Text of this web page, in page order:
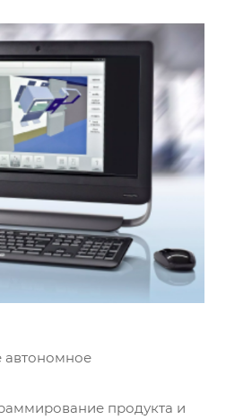
продукта и